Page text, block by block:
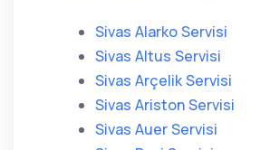
Sivas Alarko Servisi
Sivas Altus Servisi
Sivas Arçelik Servisi
Sivas Ariston Servisi
Sivas Auer Servisi